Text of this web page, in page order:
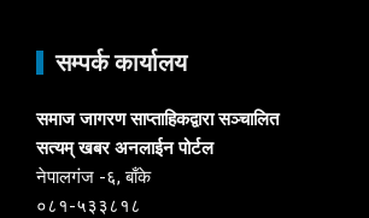
सम्पर्क कार्यालय
समाज जागरण साप्ताहिकद्वारा सञ्चालित
सत्यम् खबर अनलाईन पोर्टल
नेपालगंज -६, बाँके
०८१-५३३८१८